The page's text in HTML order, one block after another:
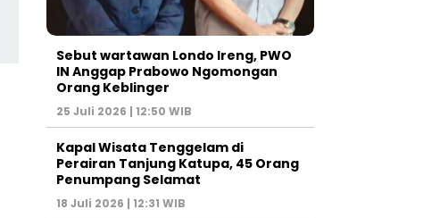
Sebut wartawan Londo Ireng, PWO
IN Anggap Prabowo Ngomongan
Orang Keblinger
25 Juli 2026 | 12:50 WIB
Kapal Wisata Tenggelam di
Perairan Tanjung Katupa, 45 Orang
Penumpang Selamat
18 Juli 2026 | 12:31 WIB